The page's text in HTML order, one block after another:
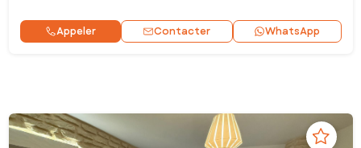
Appeler Contacter WhatsApp